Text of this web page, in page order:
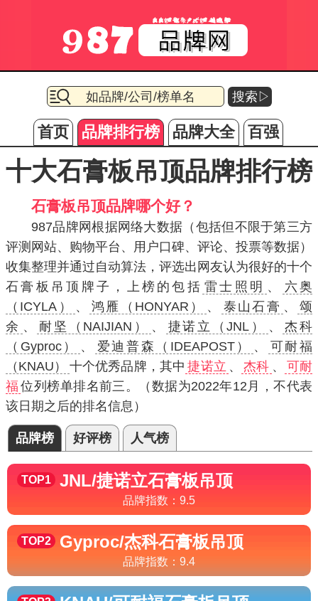
搜索▷
首页 品牌排行榜 品牌大全 百强
十大石膏板吊顶品牌排行榜
石膏板吊顶品牌哪个好？
987品牌网根据网络大数据（包括但不限于第三方
评测网站、购物平台、用户口碑、评论、投票等数据）
收集整理并通过自动算法，评选出网友认为很好的十个
石膏板吊顶牌子，上榜的包括 雷士照明 、
六奥
（ICYLA）
、 鸿雁（HONYAR） 、 泰山石膏 、
颂
余 、 耐坚（NAIJIAN） 、 捷诺立（JNL） 、
杰科
（Gyproc）
、 爱迪普森（IDEAPOST） 、
可耐福
（KNAU）
十个优秀品牌，其中 捷诺立 、 杰科 、
可耐
福 位列榜单排名前三。（数据为2022年12月，不代表
该日期之后的排名信息）
品牌榜 好评榜 人气榜
TOP1 JNL/捷诺立石膏板吊顶
品牌指数： 9.5
TOP2 Gyproc/杰科石膏板吊顶
品牌指数： 9.4